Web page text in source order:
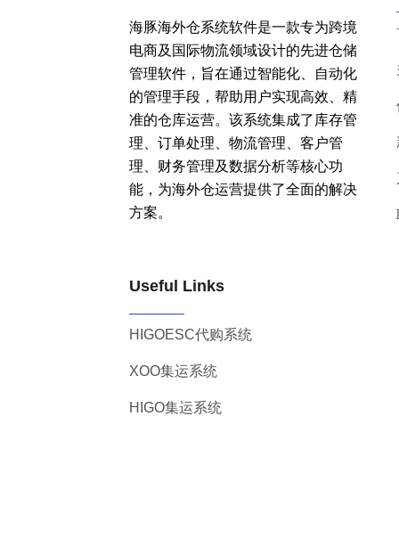
海豚海外仓系统软件是一款专为跨境
电商及国际物流领域设计的先进仓储
管理软件，旨在通过智能化、自动化
的管理手段，帮助用户实现高效、精
准的仓库运营。该系统集成了库存管
理、订单处理、物流管理、客户管
理、财务管理及数据分析等核心功
能，为海外仓运营提供了全面的解决
方案。
Useful Links
HIGOESC代购系统
XOO集运系统
HIGO集运系统